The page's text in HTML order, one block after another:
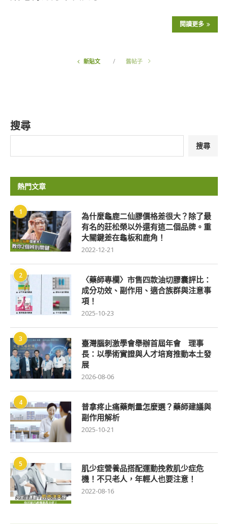
閱讀更多
新貼文 舊帖子
搜尋
搜尋
熱門文章
1
為什麼龜鹿二仙膠價格差很大？除了最
有名的莊松榮以外還有這二個品牌。重
大關鍵差在龜板和鹿角！
2022-12-21
2
〈藥師專欄〉市售四款油切膠囊評比：
成分功效、副作用、適合族群與注意事
項！
2025-10-23
3
臺灣腦刺激學會舉辦首屆年會 理事
長：以學術實證與人才培育推動本土發
展
2026-08-06
4
普拿疼止痛藥劑量怎麼選？藥師建議與
副作用解析
2025-10-21
5
肌少症營養品搭配運動挽救肌少症危
機！不只老人，年輕人也要注意！
2022-08-16